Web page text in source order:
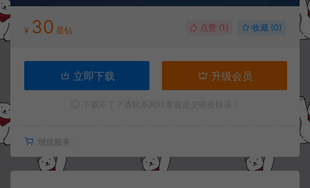
¥ 30 星钻 点赞 (1 ) 收藏 (0)
立即下载 升级会员
增值服务：